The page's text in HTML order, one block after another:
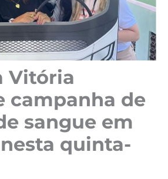
Vitória
campanha de
sangue em
quinta-